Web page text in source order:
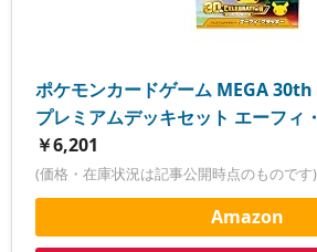
ポケモンカードゲーム MEGA 30th
プレミアムデッキセット エーフィ
￥6,201
(価格・在庫状況は記事公開時点のものです)
Amazon